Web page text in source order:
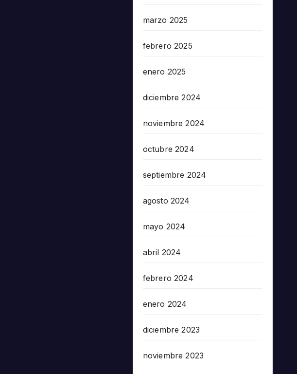
marzo 2025
febrero 2025
enero 2025
diciembre 2024
noviembre 2024
octubre 2024
septiembre 2024
agosto 2024
mayo 2024
abril 2024
febrero 2024
enero 2024
diciembre 2023
noviembre 2023